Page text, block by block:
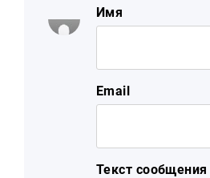
Имя
Email
Текст сообщения